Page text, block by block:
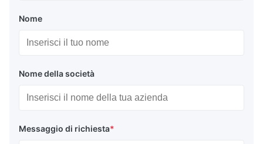
Nome
Nome della società
Messaggio di richiesta*